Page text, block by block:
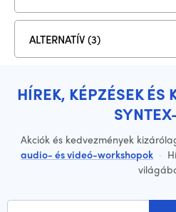
ALTERNATÍV (3)
HÍREK, KÉPZÉSEK ÉS
Akciók és kedvezmények
audio- és videó-workshopok ·